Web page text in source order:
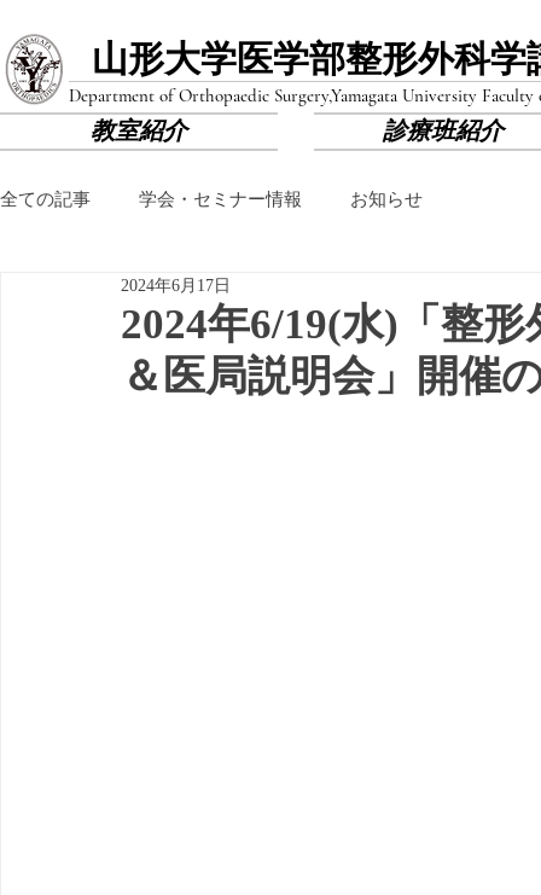
山形大学医学部​整形外科学
Department of Orthopaedic Surgery,Yamagata University
教室紹介 診療班紹介
全ての記事 学会・セミナー情報 お知らせ
2024年6/19(水)「整
＆医局説明会」開催
2024年6月17日